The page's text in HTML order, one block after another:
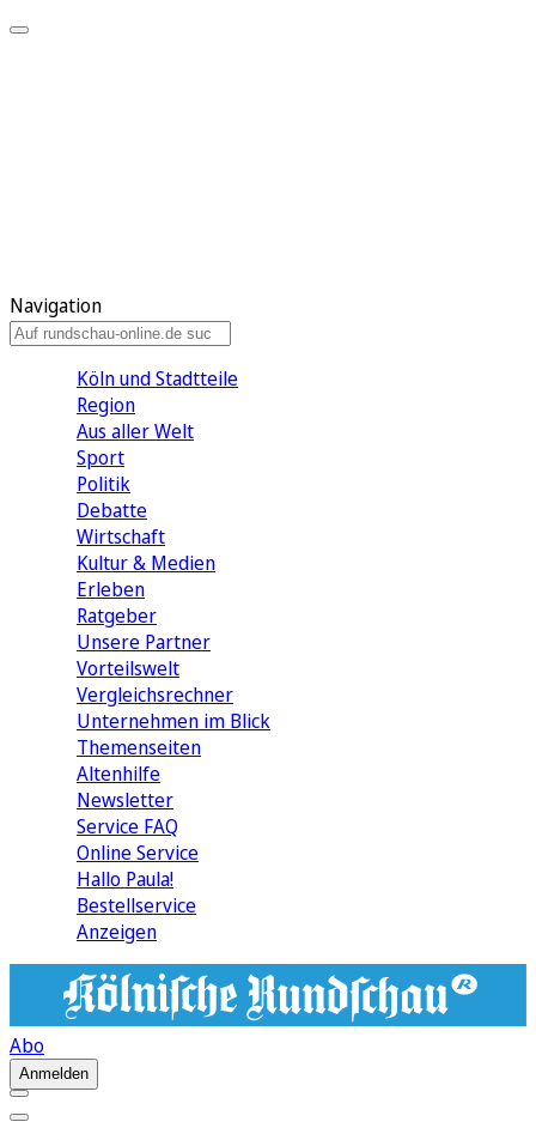
Navigation
Köln und Stadtteile
Region
Aus aller Welt
Sport
Politik
Debatte
Wirtschaft
Kultur & Medien
Erleben
Ratgeber
Unsere Partner
Vorteilswelt
Vergleichsrechner
Unternehmen im Blick
Themenseiten
Altenhilfe
Newsletter
Service FAQ
Online Service
Hallo Paula!
Bestellservice
Anzeigen
Abo
Anmelden